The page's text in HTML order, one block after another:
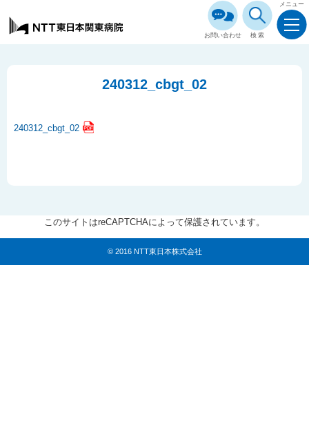
お問い合わせ 検索
メニュー
240312_cbgt_02
240312_cbgt_02
このサイトはreCAPTCHAによって保護されています。
© 2016 NTT東日本株式会社